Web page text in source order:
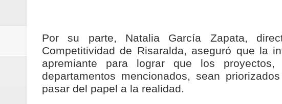
Regionetnoticias / Despliegue de seguridad
terrestre para la posesión presidencial
Regionetnoticias / Las ayudas técnicas
ReGioNetNoticias / RISARALDA / Risaralda
Por su parte, Natalia García Zapata,
Competitividad de Risaralda, aseguró que la
apremiante para lograr que los
departamentos mencionados, sean
pasar del papel a la realidad.